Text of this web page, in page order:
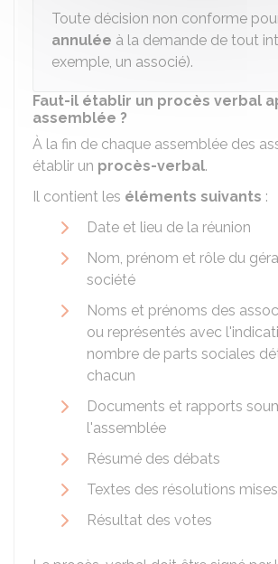
Toute décision non conforme
annulée à la demande de tout
exemple, un associé).
Faut-il établir un procès verbal
assemblée ?
À la fin de chaque assemblée des
établir un procès-verbal.
Il contient les éléments suivants :
Date et lieu de la réunion
Nom, prénom et rôle du
société
Noms et prénoms des
ou représentés avec
nombre de parts sociales
chacun
Documents et rapports
l'assemblée
Résumé des débats
Textes des résolutions
Résultat des votes